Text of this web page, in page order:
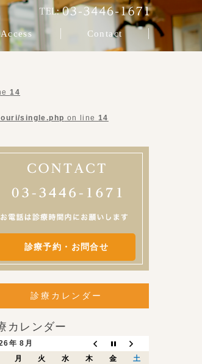
Access Contact
14
single.php on line14
診療予約・お問合せ
診療カレンダー
カレンダー
年 8月
月 火 水 木 金
土